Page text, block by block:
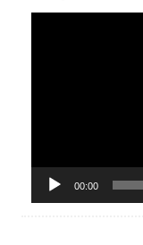
Lecteur
00:00